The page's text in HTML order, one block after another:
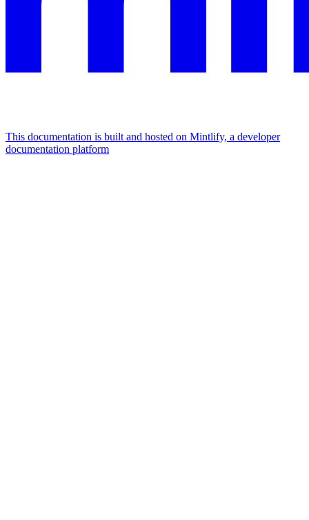
This documentation is built and hosted on Mintlify, a developer
documentation platform